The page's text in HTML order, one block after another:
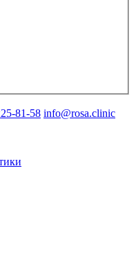
81-58 info@rosa.clinic